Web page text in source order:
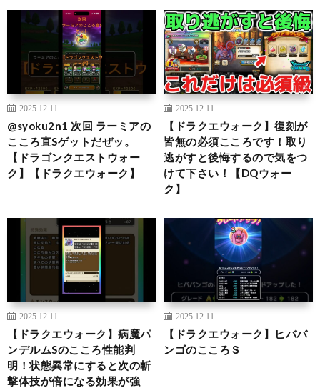
2025.12.11
@syoku2n1 次回 ラーミアの
こころ直Sゲットだぜッ。
【ドラゴンクエストウォー
ク】【ドラクエウォーク】
2025.12.11
【ドラクエウォーク】復刻が
皆無の必須こころです！取り
逃がすと後悔するので気をつ
けて下さい！【DQウォー
ク】
2025.12.11
【ドラクエウォーク】病魔パ
ンデルムSのこころ性能判
明！状態異常にすると次の斬
撃体技が倍になる効果が強
2025.12.11
【ドラクエウォーク】ヒババ
ンゴのこころＳ